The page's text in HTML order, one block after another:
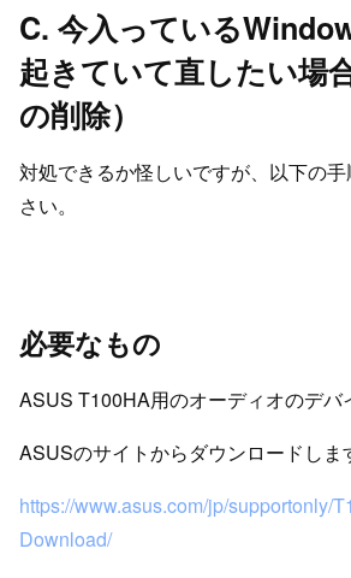
C. 今入っている
起きていて直したい場
の削除）
対処できるか怪しいですが、以下の
さい。
必要なもの
ASUS T100HA用のオーディオのデバ
ASUSのサイトからダウンロードしま
https://www.asus.com/jp/supportonly/
Download/